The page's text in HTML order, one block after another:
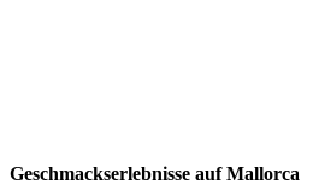
Geschmackserlebnisse auf Mallorca